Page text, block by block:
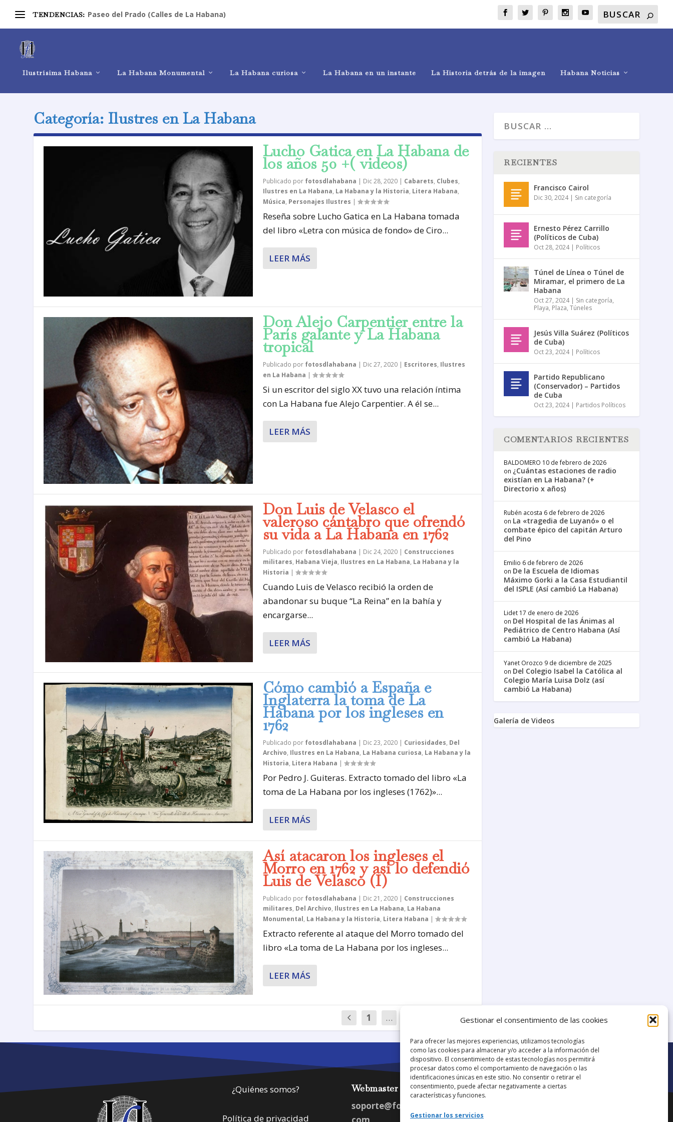
Gestionar el consentimiento de las cookies
Para ofrecer las mejores experiencias, utilizamos tecnologías
como las cookies para almacenar y/o acceder a la información del
dispositivo. El consentimiento de estas tecnologías nos permitirá
procesar datos como el comportamiento de navegación o las
identificaciones únicas en este sitio. No consentir o retirar el
consentimiento, puede afectar negativamente a ciertas
características y funciones.
Gestionar los servicios
TENDENCIAS: Paseo del Prado (Calles de La Habana)
Ilustrísima Habana La Habana Monumental La Habana curiosa La Habana en un instante La Historia detrás de la imagen Habana Noticias
Categoría: Ilustres en La Habana
Lucho Gatica en La Habana de
los años 50 +( videos)
Publicado por fotosdlahabana | Dic 28, 2020| Cabarets, Clubes,
Ilustres en La Habana, La Habana y la Historia, Litera Habana,
Música, Personajes Ilustres |
Reseña sobre Lucho Gatica en La Habana tomada
del libro «Letra con música de fondo» de Ciro...
LEER MÁS
Don Alejo Carpentier entre la
París galante y La Habana
tropical
Publicado por fotosdlahabana | Dic 27, 2020| Escritores, Ilustres
en La Habana |
Si un escritor del siglo XX tuvo una relación íntima
con La Habana fue Alejo Carpentier. A él se...
LEER MÁS
Don Luis de Velasco el
valeroso cántabro que ofrendó
su vida a La Habana en 1762
Publicado por fotosdlahabana | Dic 24, 2020| Construcciones
militares, Habana Vieja, Ilustres en La Habana, La Habana y la
Historia |
Cuando Luis de Velasco recibió la orden de
abandonar su buque “La Reina” en la bahía y
encargarse...
LEER MÁS
Cómo cambió a España e
Inglaterra la toma de La
Habana por los ingleses en
1762
Publicado por fotosdlahabana | Dic 23, 2020| Curiosidades, Del
Archivo, Ilustres en La Habana, La Habana curiosa, La Habana y la
Historia, Litera Habana |
Por Pedro J. Guiteras. Extracto tomado del libro «La
toma de La Habana por los ingleses (1762)»...
LEER MÁS
Así atacaron los ingleses el
Morro en 1762 y así lo defendió
Luis de Velasco (I)
Publicado por fotosdlahabana | Dic 21, 2020| Construcciones
militares, Del Archivo, Ilustres en La Habana, La Habana
Monumental, La Habana y la Historia, Litera Habana |
Extracto referente al ataque del Morro tomado del
libro «La toma de La Habana por los ingleses...
LEER MÁS
1 …
RECIENTES
Francisco Cairol
Dic 30, 2024| Sin categoría
Ernesto Pérez Carrillo
(Políticos de Cuba)
Oct 28, 2024| Políticos
Túnel de Línea o Túnel de
Miramar, el primero de La
Habana
Oct 27, 2024| Sin categoría,
Playa, Plaza,Túneles
Jesús Villa Suárez (Políticos
de Cuba)
Oct 23, 2024| Políticos
Partido Republicano
(Conservador) – Partidos
de Cuba
Oct 23, 2024| Partidos Políticos
COMENTARIOS RECIENTES
BALDOMERO 10 de febrero de 2026
on ¿Cuántas estaciones de radio
existían en La Habana? (+
Directorio x años)
Rubén acosta 6 de febrero de 2026
on La «tragedia de Luyanó» o el
combate épico del capitán Arturo
del Pino
Emilio 6 de febrero de 2026
on De la Escuela de Idiomas
Máximo Gorki a la Casa Estudiantil
del ISPLE (Así cambió La Habana)
Lidet 17 de enero de 2026
on Del Hospital de las Ánimas al
Pediátrico de Centro Habana (Así
cambió La Habana)
Yanet Orozco 9 de diciembre de 2025
on Del Colegio Isabel la Católica al
Colegio María Luisa Dolz (así
cambió La Habana)
Galería de Videos
¿Quiénes somos?
Política de privacidad
Webmaster
soporte@fotosdlahabana.